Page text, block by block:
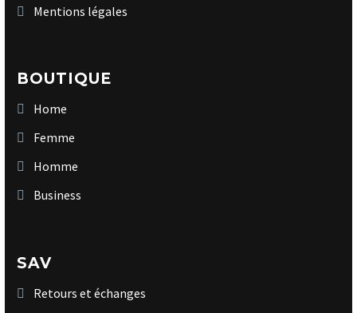
Mentions légales
BOUTIQUE
Home
Femme
Homme
Business
SAV
Retours et échanges